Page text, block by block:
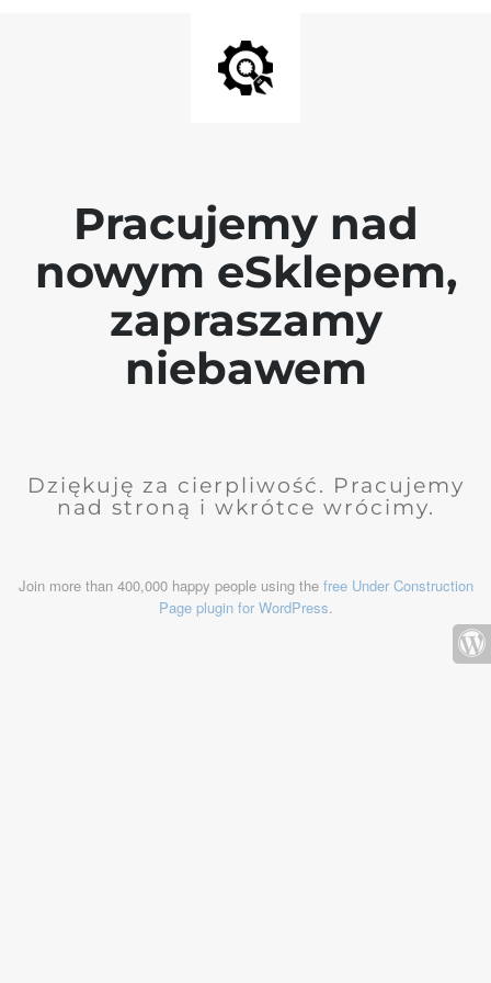
Pracujemy nad
nowym eSklepem,
zapraszamy
niebawem
Dziękuję za cierpliwość. Pracujemy
nad stroną i wkrótce wrócimy.
Join more than 400,000 happy people using the free Under Construction
Page plugin for WordPress.